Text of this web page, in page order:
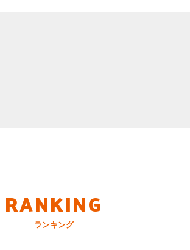
RANKING
ランキング